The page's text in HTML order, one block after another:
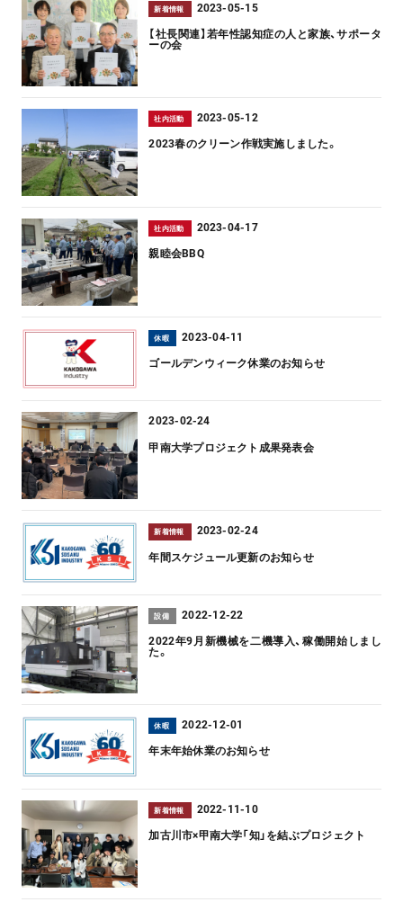
新着情報 2023-05-15
【社長関連】若年性認知症の人と家族、サポータ
ーの会
社内活動 2023-05-12
2023春のクリーン作戦実施しました。
社内活動 2023-04-17
親睦会BBQ
休暇 2023-04-11
ゴールデンウィーク休業のお知らせ
2023-02-24
甲南大学プロジェクト成果発表会
新着情報 2023-02-24
年間スケジュール更新のお知らせ
設備 2022-12-22
2022年9月新機械を二機導入、稼働開始しまし
た。
休暇 2022-12-01
年末年始休業のお知らせ
新着情報 2022-11-10
加古川市×甲南大学「知」を結ぶプロジェクト